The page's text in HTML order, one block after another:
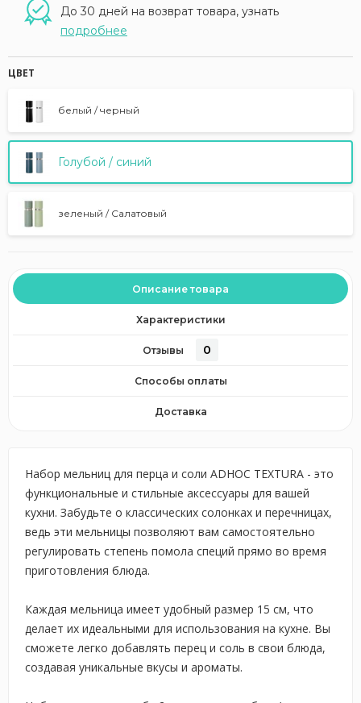
До 30 дней на возврат товара, узнать
подробнее
ЦВЕТ
белый / черный
Голубой / синий
зеленый / Салатовый
Описание товара
Характеристики
Отзывы 0
Способы оплаты
Доставка
Набор мельниц для перца и соли ADHOC TEXTURA - это
функциональные и стильные аксессуары для вашей
кухни. Забудьте о классических солонках и перечницах,
ведь эти мельницы позволяют вам самостоятельно
регулировать степень помола специй прямо во время
приготовления блюда.
Каждая мельница имеет удобный размер 15 см, что
делает их идеальными для использования на кухне. Вы
сможете легко добавлять перец и соль в свои блюда,
создавая уникальные вкусы и ароматы.